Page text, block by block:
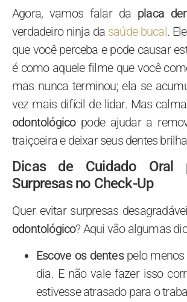
Agora, vamos falar da placa
verdadeiro ninja da saúde bucal.
que você perceba e pode causar
é como aquele filme que você
mas nunca terminou; ela se
vez mais difícil de lidar. Mas
odontológicopode ajudar a
traiçoeira e deixar seus dentes
Dicas de Cuidado Oral
Surpresas no Check-Up
Quer evitar surpresas
odontológico? Aqui vão algumas
Escove os dentespelo menos
dia. E não vale fazer isso
estivesse atrasado para o